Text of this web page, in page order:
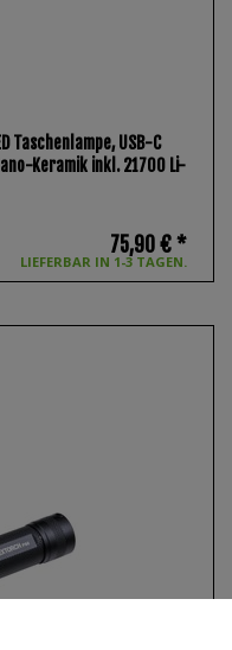
Taschenlampe, USB-C
Keramik inkl. 21700 Li-
LIEFERBAR IN 1-3 TAGEN.
75,90 € *